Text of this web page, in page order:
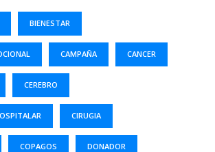
BIENESTAR
CAMPAÑA CANCER
CEREBRO
CIRUGIA
COPAGOS DONADOR